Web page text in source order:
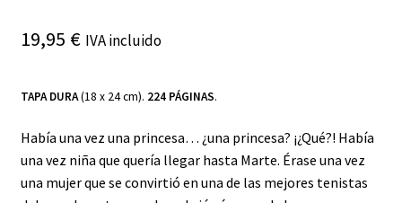
19,95 € IVA incluido
TAPA DURA(18 x 24 cm). 224 PÁGINAS.
Había una vez una princesa… ¿una princesa? ¡¿Qué?! Había
una vez niña que quería llegar hasta Marte. Érase una vez
una mujer que se convirtió en una de las mejores tenistas